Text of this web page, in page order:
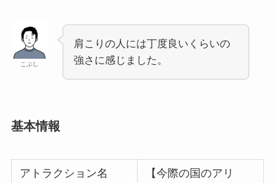
こぶし
肩こりの人には丁度良いくらいの
強さに感じました。
基本情報
アトラクション名
【今際の国のアリ